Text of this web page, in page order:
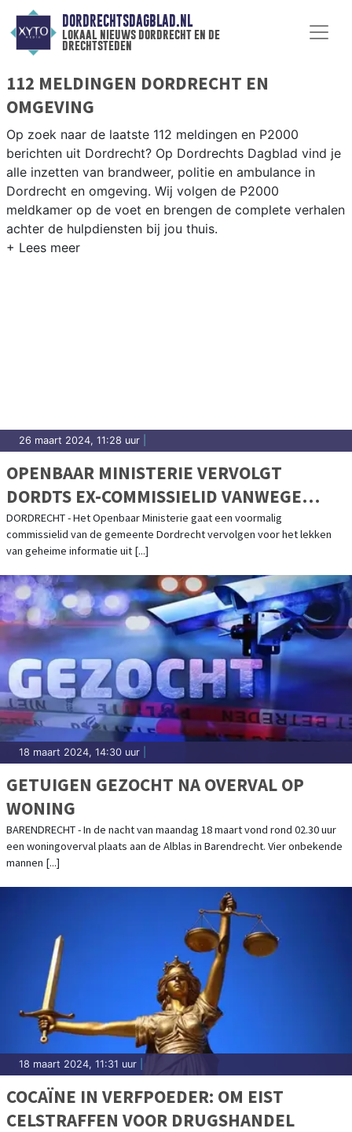
DORDRECHTSDAGBLAD.NL
lokaal nieuws dordrecht en de
drechtsteden
112 MELDINGEN DORDRECHT EN
OMGEVING
Op zoek naar de laatste 112 meldingen en P2000
berichten uit Dordrecht? Op Dordrechts Dagblad vind je
alle inzetten van brandweer, politie en ambulance in
Dordrecht en omgeving. Wij volgen de P2000
meldkamer op de voet en brengen de complete verhalen
achter de hulpdiensten bij jou thuis.
26 maart 2024, 11:28 uur
OPENBAAR MINISTERIE VERVOLGT
DORDTS EX-COMMISSIELID VANWEGE
LEKKEN GEHEIME INFORMATIE
DORDRECHT - Het Openbaar Ministerie gaat een voormalig
commissielid van de gemeente Dordrecht vervolgen voor het lekken
van geheime informatie uit [...]
18 maart 2024, 14:30 uur
GETUIGEN GEZOCHT NA OVERVAL OP
WONING
BARENDRECHT - In de nacht van maandag 18 maart vond rond 02.30 uur
een woningoverval plaats aan de Alblas in Barendrecht. Vier onbekende
mannen [...]
18 maart 2024, 11:31 uur
COCAÏNE IN VERFPOEDER: OM EIST
CELSTRAFFEN VOOR DRUGSHANDEL